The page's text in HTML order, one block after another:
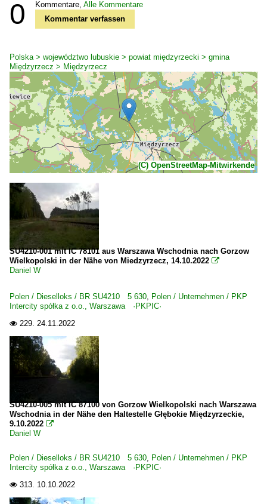
0 Kommentare, Alle Kommentare
Kommentar verfassen
Polska > województwo lubuskie > powiat międzyrzecki > gmina
Międzyrzecz > Międzyrzecz
(C) OpenStreetMap-Mitwirkende
SU4210-001 mit IC 78101 aus Warszawa Wschodnia nach Gorzow
Wielkopolski in der Nähe von Miedzyrzecz, 14.10.2022 
Daniel W
Polen / Dieselloks / BR SU4210 5 630, Polen / Unternehmen / PKP
Intercity spółka z o.o., Warszawa ·PKPIC·
 229. 24.11.2022
SU4210-005 mit IC 87100 von Gorzow Wielkopolski nach Warszawa
Wschodnia in der Nähe den Haltestelle Głębokie Międzyrzeckie,
9.10.2022 
Daniel W
Polen / Dieselloks / BR SU4210 5 630, Polen / Unternehmen / PKP
Intercity spółka z o.o., Warszawa ·PKPIC·
 313. 10.10.2022